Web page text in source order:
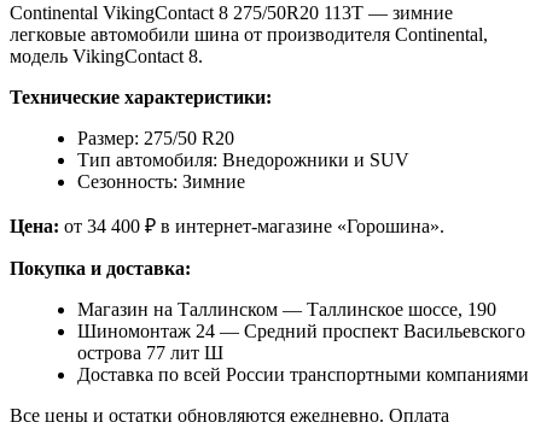
Continental VikingContact 8 275/50R20 113T — зимние
легковые автомобили шина от производителя Continental,
модель VikingContact 8.
Технические характеристики:
Размер: 275/50 R20
Тип автомобиля: Внедорожники и SUV
Сезонность: Зимние
Цена: от 34 400 ₽ в интернет-магазине «Горошина».
Покупка и доставка:
Магазин на Таллинском — Таллинское шоссе, 190
Шиномонтаж 24 — Средний проспект Васильевского
острова 77 лит Ш
Доставка по всей России транспортными компаниями
Все цены и остатки обновляются ежедневно. Оплата